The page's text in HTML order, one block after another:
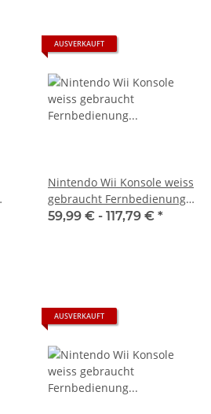
AUSVERKAUFT
Nintendo Wii Konsole weiss
gebraucht Fernbedienung
Nunchuck Ladestation
59,99 € - 117,79 € *
AUSVERKAUFT